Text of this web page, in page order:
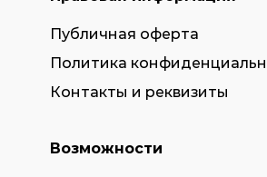
Публичная оферта
Политика
Контакты и реквизиты
Возможности